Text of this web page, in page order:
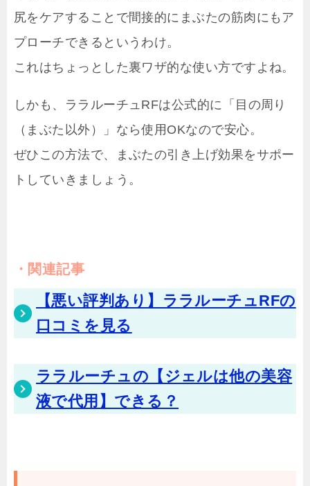
尻をケアすることで間接的にまぶたの筋肉にもア
プローチできるというわけ。
これはちょっとした裏ワザ的な使い方ですよね。
しかも、ララルーチュRFは公式的に「目の周り
（まぶた以外）」なら使用OKなので安心。
ぜひこの方法で、まぶたの引き上げ効果をサポー
トしていきましょう。
関連記事
【悪い評判あり】ララルーチュRFの
口コミを見る
ララルーチュの【ジェルは他の美容
液で代用】できる？